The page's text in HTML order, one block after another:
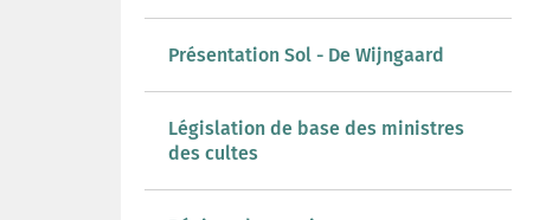
Présentation Sol - De Wijngaard
Législation de base des ministres
des cultes